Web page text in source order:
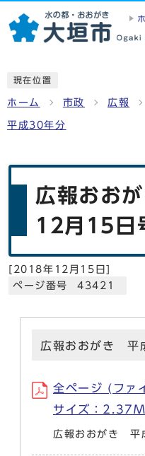
現在位置
ホーム 市政 広報
平成30年分
広報おお
12月15日
[ 2018年12月15日]
ページ番号 43421
広報おおがき 平
全ページ (フ
サイズ：
広報おおがき 平